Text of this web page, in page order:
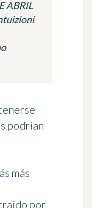
ABRIL
podrían
más
por